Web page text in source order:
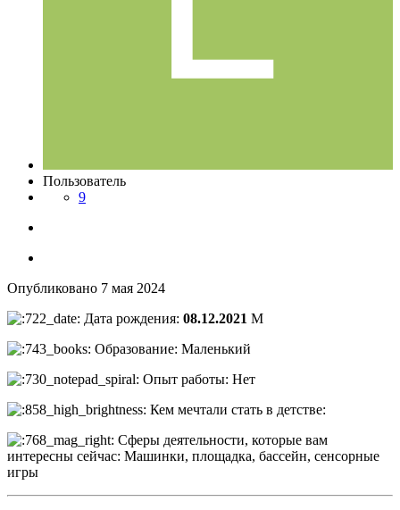
Пользователь
9
Опубликовано 7 мая 2024
Дата рождения: 08.12.2021 М
Образование: Маленький
Опыт работы: Нет
Кем мечтали стать в детстве:
Сферы деятельности, которые вам
интересны сейчас: Машинки, площадка, бассейн, сенсорные
игры